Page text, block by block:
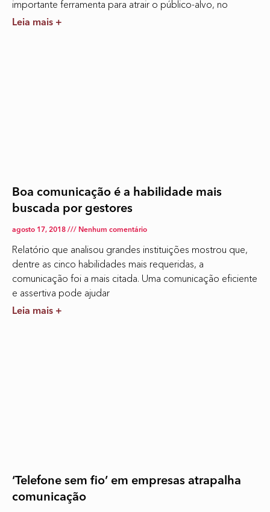
importante ferramenta para atrair o público-alvo, no
Leia mais +
Boa comunicação é a habilidade mais
buscada por gestores
agosto 17, 2018 Nenhum comentário
Relatório que analisou grandes instituições mostrou que,
dentre as cinco habilidades mais requeridas, a
comunicação foi a mais citada. Uma comunicação eficiente
e assertiva pode ajudar
Leia mais +
‘Telefone sem fio’ em empresas atrapalha
comunicação